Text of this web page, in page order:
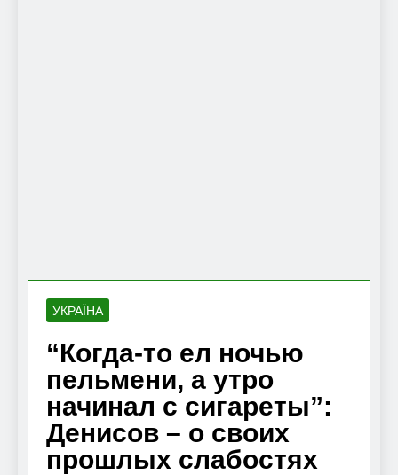
УКРАЇНА
“Когда-то ел ночью
пельмени, а утро
начинал с сигареты”:
Денисов – о своих
прошлых слабостях